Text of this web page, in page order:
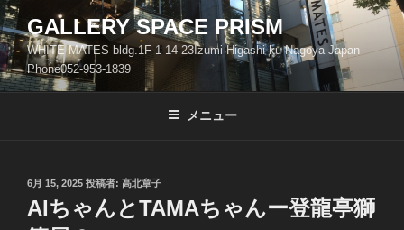
コ
ン
テ
ン
ツ
GALLERY SPACE PRISM
WHITE MATES bldg.1F 1-14-23Izumi Higashi-ku Nagoya Japan
Phone052-953-1839
メニュー
投
稿
日:
6月 15, 2025 投稿者: 高北章子
AIちゃんとTAMAちゃんー登龍亭獅